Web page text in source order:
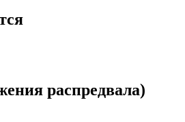
распредвала)